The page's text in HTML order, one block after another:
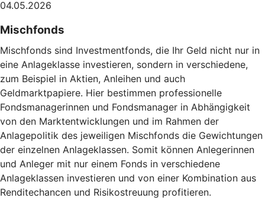
04.05.2026
Mischfonds
Mischfonds sind Investmentfonds, die Ihr Geld nicht nur in
eine Anlageklasse investieren, sondern in verschiedene,
zum Beispiel in Aktien, Anleihen und auch
Geldmarktpapiere. Hier bestimmen professionelle
Fondsmanagerinnen und Fondsmanager in Abhängigkeit
von den Marktentwicklungen und im Rahmen der
Anlagepolitik des jeweiligen Mischfonds die Gewichtungen
der einzelnen Anlageklassen. Somit können Anlegerinnen
und Anleger mit nur einem Fonds in verschiedene
Anlageklassen investieren und von einer Kombination aus
Renditechancen und Risikostreuung profitieren.